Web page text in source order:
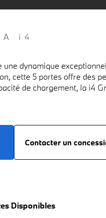
i4
dynamique
cette 5 portes offre des
de chargement, la i4
Contacter un
Disponibles